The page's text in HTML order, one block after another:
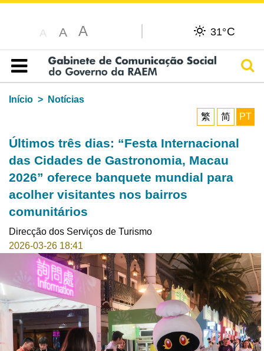
A A A 31°C
Índice
Início
Notícias
繁
简 PT
Últimos três dias: “Festa Internacional
das Cidades de Gastronomia, Macau
2026” oferece banquete mundial para
acolher visitantes nos bairros
comunitários
Direcção dos Serviços de Turismo
2026-03-26 18:41